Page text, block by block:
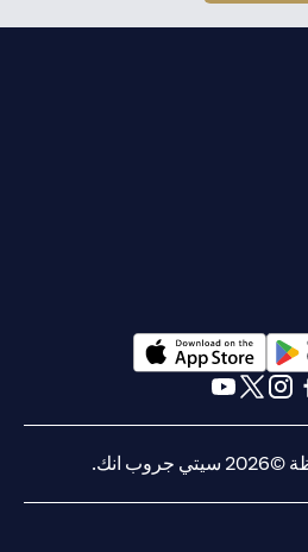
(opens in a new tab)